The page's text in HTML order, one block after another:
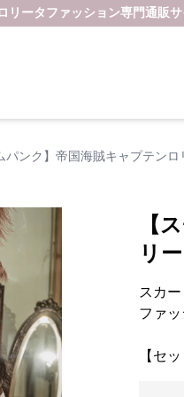
リータファッション専門通販
パンク】帝国海賊キャプテン
【
リ
スカ
ファ
【セ